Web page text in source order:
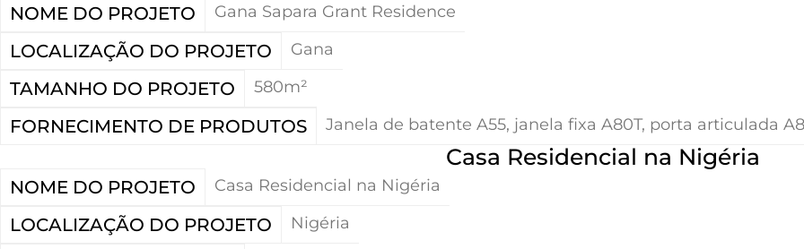
NOME DO PROJETO Gana Sapara Grant Residence
LOCALIZAÇÃO DO PROJETO Gana
TAMANHO DO PROJETO 580m²
FORNECIMENTO DE PRODUTOS Janela de batente A55, janela fixa A80T, porta articulada
Casa Residencial na Nigéria
NOME DO PROJETO Casa Residencial na Nigéria
LOCALIZAÇÃO DO PROJETO Nigéria